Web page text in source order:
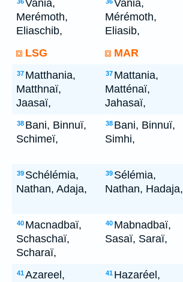
Vania,
Merémoth,
Eliaschib,
Vania,
Mérémoth,
Eliasib,
LSG
MAR
37 Matthania,
Matthnaï,
Jaasaï,
37 Mattania,
Matténaï,
Jahasaï,
38 Bani, Binnuï,
Schimeï,
38 Bani, Binnuï,
Simhi,
39 Schélémia,
Nathan, Adaja,
39 Sélémia,
Nathan, Hadaja,
40 Macnadbaï,
Schaschaï,
Scharaï,
40 Mabnadbaï,
Sasaï, Saraï,
41Azareel,
41 Hazaréel,